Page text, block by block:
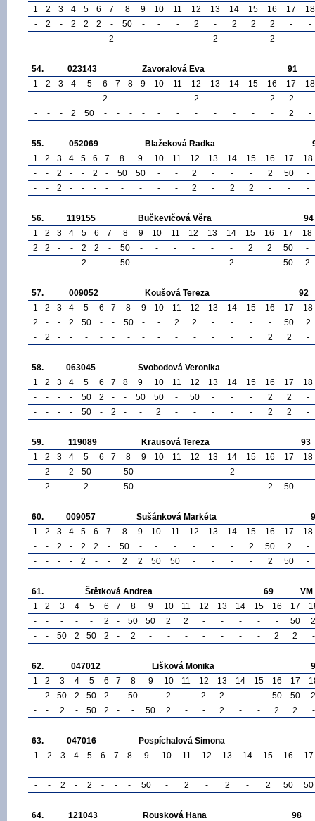
1
2 3 4 5 6 7 8 9 10 11 12 13 14 15 16 17
18
-
2 - 2 2 2 - 50 - - - 2 - 2 2 2 -
-
-
- - - - - 2 - - - - - 2 - - 2 - -
54. 023143 Zavoralová Eva
91
1
2 3 4 5 6 7 8 9 10 11 12 13 14 15 16 17
18
-
- - - - 2 - - - - - 2 - - - 2 2
-
-
- - 2 50 - - - - - - - - - - - 2 -
55. 052069 Blažeková Radka
1
2 3 4 5 6 7 8 9 10 11 12 13 14 15 16 17
18
-
- 2 - - 2 - 50 50 - - 2 - - - 2 50
-
-
- 2 - - - - - - - - 2 - 2 2 - - -
56. 119155 Bučkevičová Věra
94
1
2 3 4 5 6 7 8 9 10 11 12 13 14 15 16 17
18
2
2 - - 2 2 - 50 - - - - - - 2 2 50
-
-
- - - 2 - - 50 - - - - - 2 - - 50 2
57. 009052 Koušová Tereza
92
1
2 3 4 5 6 7 8 9 10 11 12 13 14 15 16 17
18
2
- - 2 50 - - 50 - - 2 2 - - - - 50
2
-
2 - - - - - - - - - - - - - 2 2 -
58. 063045
Svobodová Veronika
1
2 3 4 5 6 7 8 9 10 11 12 13 14 15 16 17
18
-
- - - 50 2 - - 50 50 - 50 - - - 2 2
-
-
- - - 50 - 2 - - 2 - - - - - 2 2 -
59. 119089 Krausová Tereza
93
1
2 3 4 5 6 7 8 9 10 11 12 13 14 15 16 17
18
-
2 - 2 50 - - 50 - - - - - 2 - - -
-
-
2 - - 2 - - 50 - - - - - - - 2 50 -
60. 009057 Sušánková Markéta
1
2 3 4 5 6 7 8 9 10 11 12 13 14 15 16 17
18
-
- 2 - 2 2 - 50 - - - - - - 2 50 2
-
-
- - - 2 - - 2 2 50 50 - - - - 2 50 -
61. Štětková Andrea 69
VM
1
2 3 4 5 6 7 8 9 10 11 12 13 14 15 16 17
-
- - - - 2 - 50 50 2 2 - - - - - 50
2
-
- 50 2 50 2 - 2 - - - - - - - 2 2 -
62. 047012 Lišková Monika
1
2 3 4 5 6 7 8 9 10 11 12 13 14 15 16 17
-
2 50 2 50 2 - 50 - 2 - 2 2 - - 50 50
2
-
- 2 - 50 2 - - 50 2 - - 2 - - 2 2 -
63. 047016
Pospíchalová Simona
1
2 3 4 5 6 7 8 9 10 11 12 13 14 15 16 17
- - 2 - 2 - - - 50 - 2 - 2 - 2 50 50
64. 121043 Rousková Hana 98